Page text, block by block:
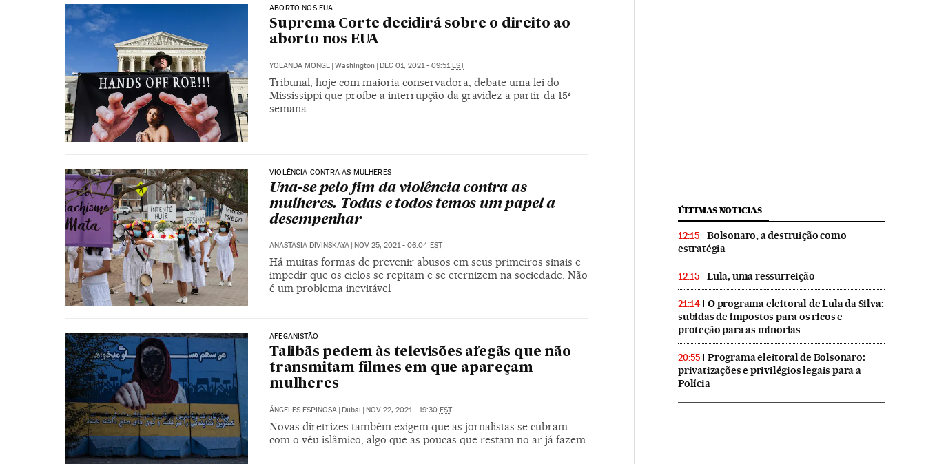
ABORTO NOS EUA
Suprema Corte decidirá sobre o direito ao
aborto nos EUA
YOLANDA MONGE Washington DEC 01, 2021 - 09:51 EST
Tribunal, hoje com maioria conservadora, debate uma lei do
Mississippi que proíbe a interrupção da gravidez a partir da 15ª
semana
VIOLÊNCIA CONTRA AS MULHERES
Una-se pelo fim da violência contra as
mulheres. Todas e todos temos um papel a
desempenhar
ANASTASIA DIVINSKAYA | NOV 25, 2021 - 06:04 EST
Há muitas formas de prevenir abusos em seus primeiros sinais e
impedir que os ciclos se repitam e se eternizem na sociedade. Não
é um problema inevitável
AFEGANISTÃO
Talibãs pedem às televisões afegãs que não
transmitam filmes em que apareçam
mulheres
ÁNGELES ESPINOSA | Dubai | NOV 22, 2021 - 19:30 EST
Novas diretrizes também exigem que as jornalistas se cubram
com o véu islâmico, algo que as poucas que restam no ar já fazem
ÚLTIMAS NOTICIAS
12:15
Bolsonaro, a destruição como
estratégia
12:15 Lula, uma ressurreição
21:14
O programa eleitoral de Lula da Silva:
subidas de impostos para os ricos e
proteção para as minorias
20:55
Programa eleitoral de Bolsonaro:
privatizações e privilégios legais para a
Polícia